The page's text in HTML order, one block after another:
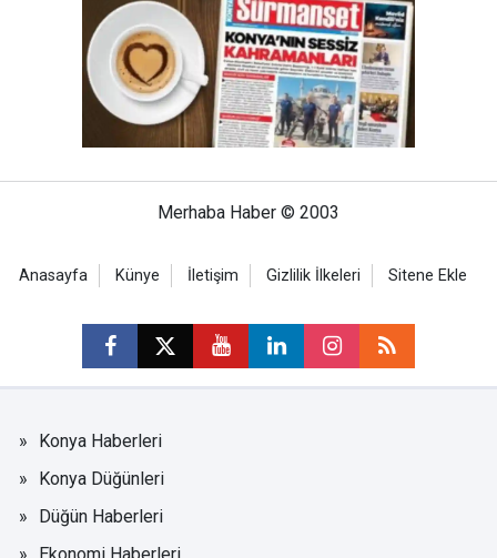
Merhaba Haber © 2003
Anasayfa Künye İletişim Gizlilik İlkeleri Sitene Ekle
Konya Haberleri
Konya Düğünleri
Düğün Haberleri